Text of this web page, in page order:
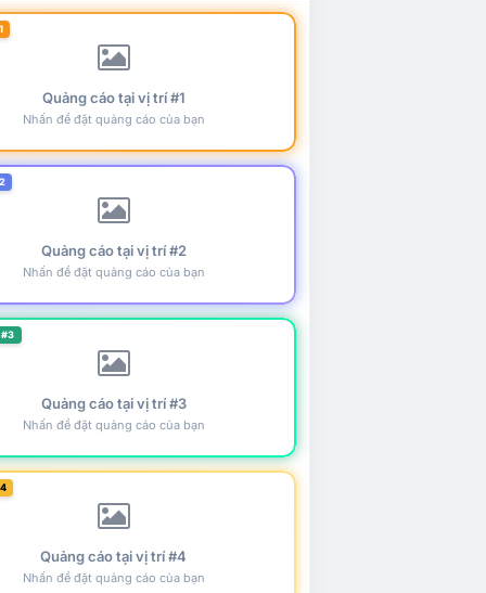
Quảng cáo tại vị trí #1
Nhấn để đặt quảng cáo của bạn
Quảng cáo tại vị trí #2
Nhấn để đặt quảng cáo của bạn
Quảng cáo tại vị trí #3
Nhấn để đặt quảng cáo của bạn
Quảng cáo tại vị trí #4
Nhấn để đặt quảng cáo của bạn